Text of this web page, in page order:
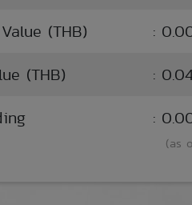
(THB)
:
(THB)
: 0.04
:
(as